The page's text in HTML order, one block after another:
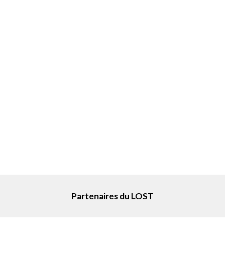
Partenaires du LOST